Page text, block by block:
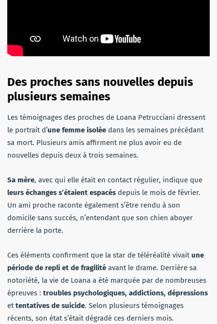
Des proches sans nouvelles depuis
plusieurs semaines
Les témoignages des proches de Loana Petrucciani dressent
le portrait d’une femme isolée dans les semaines précédant
sa mort. Plusieurs amis affirment ne plus avoir eu de
nouvelles depuis deux à trois semaines.
Sa mère, avec qui elle était en contact régulier, indique que
leurs échanges s’étaient espacés depuis le mois de février.
Un ami proche raconte également s’être rendu à son
domicile sans succès, n’entendant que son chien aboyer
derrière la porte.
Ces éléments confirment que la star de téléréalité vivaitune
période de repli et de fragilité avant le drame. Derrière sa
notoriété, la vie de Loana a été marquée par de nombreuses
épreuves : troubles psychologiques, addictions, dépressions
ettentatives de suicide. Selon plusieurs témoignages
récents, son état s’était dégradé ces derniers mois.